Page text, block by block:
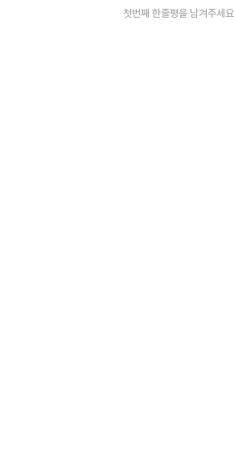
첫번째 한줄평을 남겨주세요.